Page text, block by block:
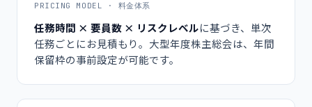
PRICING MODEL · 料金体系
任務時間 × 要員数 × リスクレベルに基づき、単次
任務ごとにお見積もり。大型年度株主総会は、年間
保留枠の事前設定が可能です。